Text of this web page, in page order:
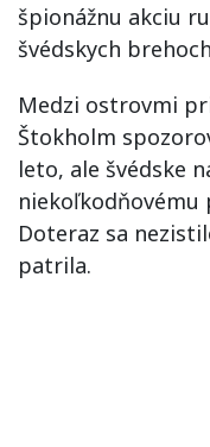
špionážnu akciu
švédskych
Medzi ostrovmi
Štokholm
leto, ale švédske
niekoľkodňovému
Doteraz sa
patrila.